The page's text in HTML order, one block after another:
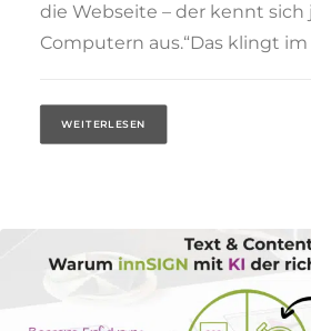
die Webseite – der kennt sich
Computern aus.“Das klingt
WEITERLESEN